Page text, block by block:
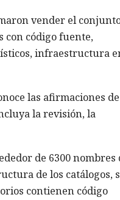
vender el
con código fuente,
infraestructura
las afirmaciones de
la revisión, la
de 6300 nombres
de los catálogos,
contienen código